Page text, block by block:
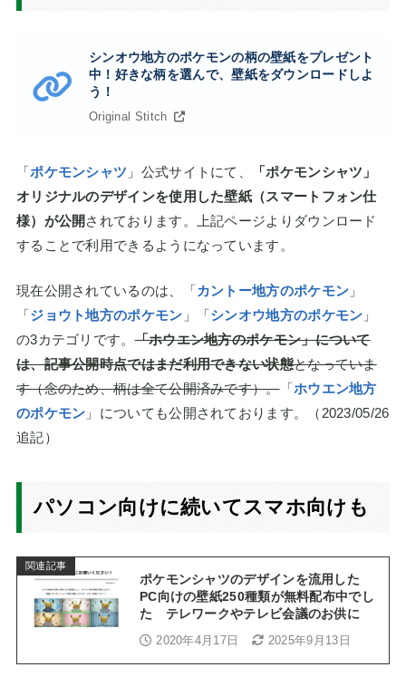
シンオウ地方のポケモンの柄の壁紙をプレゼント
中！好きな柄を選んで、壁紙をダウンロードしよ
う！
Original Stitch
「ポケモンシャツ 」公式サイトにて、
「ポケモンシャツ」
オリジナルのデザインを使用した壁紙（スマートフォン仕
様）が公開 されております。上記ページよりダウンロード
することで利用できるようになっています。
現在公開されているのは、「カントー地方のポケモン 」
「ジョウト地方のポケモン 」「シンオウ地方のポケモン 」
の3カテゴリです。「ホウエン地方のポケモン」について
は、記事公開時点ではまだ利用できない状態となっていま
す（念のため、柄は全て公開済みです）。「ホウエン地方
のポケモン 」についても公開されております。（2023/05/26
追記）
パソコン向けに続いてスマホ向けも
関連記事
ポケモンシャツのデザインを流用した
PC向けの壁紙250種類が無料配布中でし
た テレワークやテレビ会議のお供に
2020年4月17日 2025年9月13日